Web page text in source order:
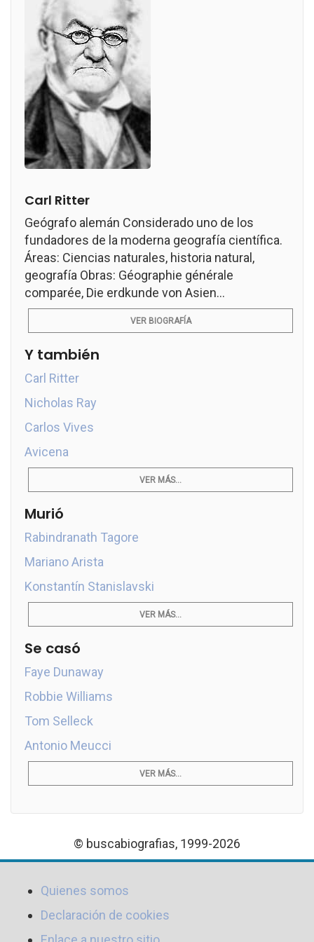
Carl Ritter
Geógrafo alemán Considerado uno de los
fundadores de la moderna geografía científica.
Áreas: Ciencias naturales, historia natural,
geografía Obras: Géographie générale
comparée, Die erdkunde von Asien...
VER BIOGRAFÍA
Y también
Carl Ritter
Nicholas Ray
Carlos Vives
Avicena
VER MÁS...
Murió
Rabindranath Tagore
Mariano Arista
Konstantín Stanislavski
VER MÁS...
Se casó
Faye Dunaway
Robbie Williams
Tom Selleck
Antonio Meucci
VER MÁS...
© buscabiografias, 1999-2026
Quienes somos
Declaración de cookies